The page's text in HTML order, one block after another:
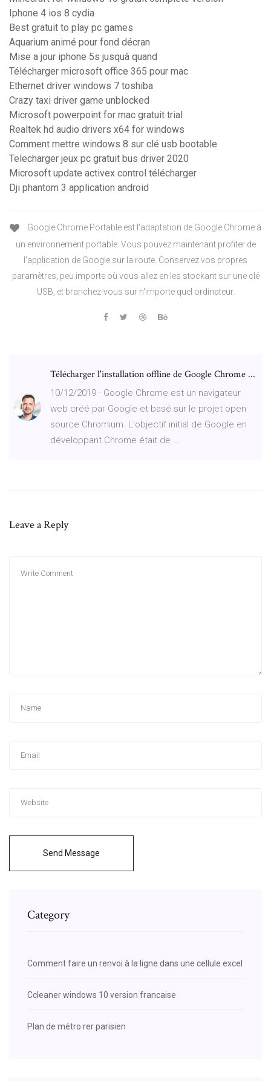
Iphone 4 ios 8 cydia
Best gratuit to play pc games
Aquarium animé pour fond décran
Mise a jour iphone 5s jusquà quand
Télécharger microsoft office 365 pour mac
Ethernet driver windows 7 toshiba
Crazy taxi driver game unblocked
Microsoft powerpoint for mac gratuit trial
Realtek hd audio drivers x64 for windows
Comment mettre windows 8 sur clé usb bootable
Telecharger jeux pc gratuit bus driver 2020
Microsoft update activex control télécharger
Dji phantom 3 application android
Google Chrome Portable est l'adaptation de Google Chrome à
un environnement portable. Vous pouvez maintenant profiter de
l'application de Google sur la route. Conservez vos propres
paramètres, peu importe où vous allez en les stockant sur une clé
USB, et branchez-vous sur n'importe quel ordinateur.
Télécharger l'installation offline de Google Chrome ...
10/12/2019 · Google Chrome est un navigateur
web créé par Google et basé sur le projet open
source Chromium. L'objectif initial de Google en
développant Chrome était de …
Leave a Reply
Send Message
Category
Comment faire un renvoi à la ligne dans une cellule excel
Ccleaner windows 10 version francaise
Plan de métro rer parisien